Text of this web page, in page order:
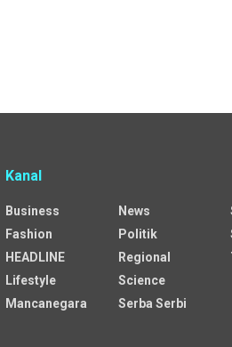
Kanal
Business
Fashion
HEADLINE
Lifestyle
Mancanegara
News
Politik
Regional
Science
Serba Serbi